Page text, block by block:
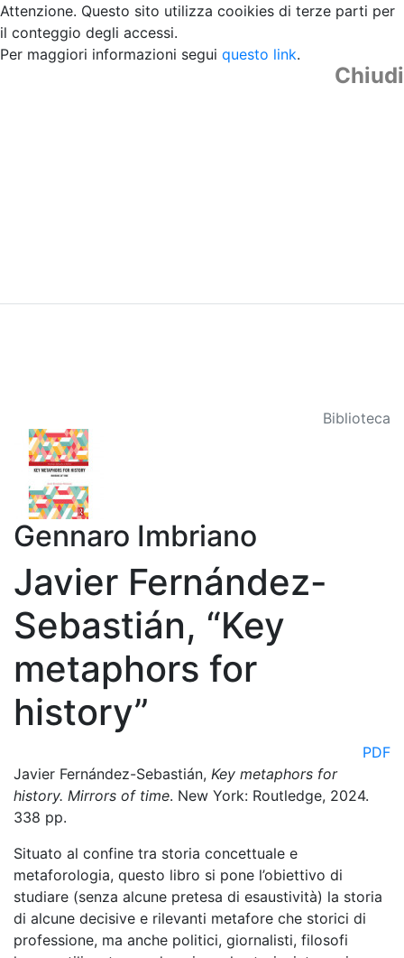
Attenzione. Questo sito utilizza cooikies di terze parti per
il conteggio degli accessi.
Per maggiori informazioni segui questo link.
Chiudi
Biblioteca
Gennaro Imbriano
Javier Fernández-
Sebastián, “Key
metaphors for
history”
PDF
Javier Fernández-Sebastián, Key metaphors for
history. Mirrors of time. New York: Routledge, 2024.
338 pp.
Situato al confine tra storia concettuale e
metaforologia, questo libro si pone l’obiettivo di
studiare (senza alcune pretesa di esaustività) la storia
di alcune decisive e rilevanti metafore che storici di
professione, ma anche politici, giornalisti, filosofi